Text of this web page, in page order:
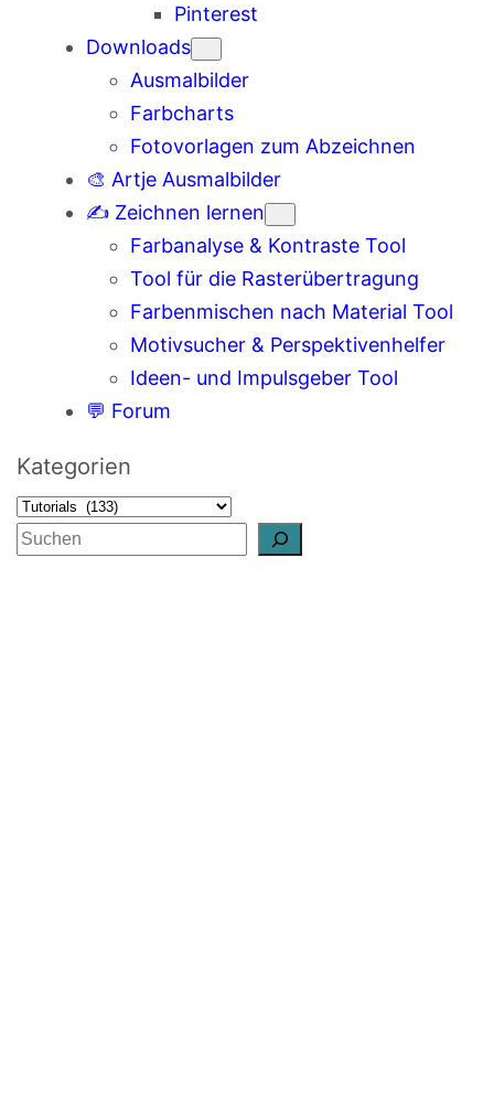
Pinterest
Downloads
Ausmalbilder
Farbcharts
Fotovorlagen zum Abzeichnen
🎨 Artje Ausmalbilder
✍️ Zeichnen lernen
Farbanalyse & Kontraste Tool
Tool für die Rasterübertragung
Farbenmischen nach Material Tool
Motivsucher & Perspektivenhelfer
Ideen- und Impulsgeber Tool
💬 Forum
Kategorien
S